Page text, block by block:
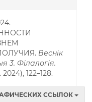
Веснік
3. Філалогія.
2024), 122–128.
ССЫЛОК